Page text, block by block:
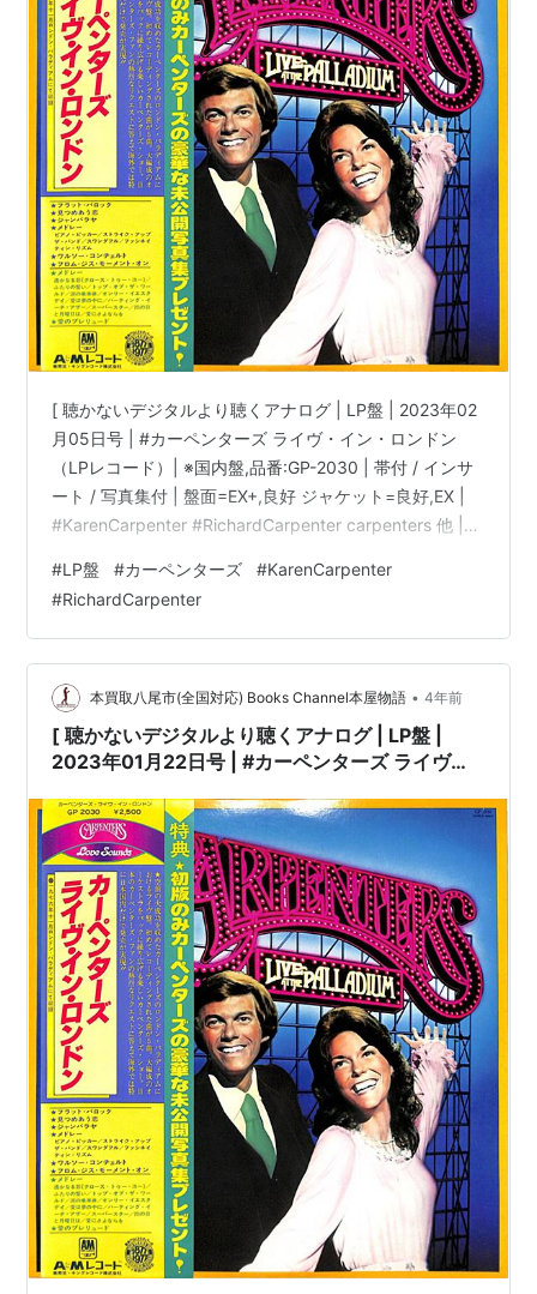
[ 聴かないデジタルより聴くアナログ | LP盤 | 2023年02
月05日号 | #カーペンターズ ライヴ・イン・ロンドン
（LPレコード）| ※国内盤,品番:GP-2030 | 帯付 / インサ
ート / 写真集付 | 盤面=EX+,良好 ジャケット=良好,EX |
#KarenCarpenter #RichardCarpenter carpenters 他 |
インサート、写真集付]［盤面=EX+,良好］［ジャケット=
良好,EX,少しシミ]［※保護内袋を新品交換して配送致しま
す］※［店舗併売の為、時間差で売切れの場…
#LP盤 #カーペンターズ #KarenCarpenter
#RichardCarpenter
本買取八尾市(全国対応) Books Channel本屋物語 • 4年前
[ 聴かないデジタルより聴くアナログ | LP盤 |
2023年01月22日号 | #カーペンターズ ライヴ・
番:GP-2030 | 帯付 / インサート / 写真集付 | 盤面
=EX+,良好 ジャケット=良好,EX |
#KarenCarpenter #RichardCarpenter
carpenters 他 |